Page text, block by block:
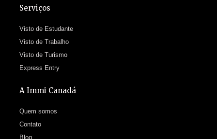
Serviços
Visto de Estudante
Visto de Trabalho
Visto de Turismo
Express Entry
A Immi Canadá
Quem somos
Contato
Blog